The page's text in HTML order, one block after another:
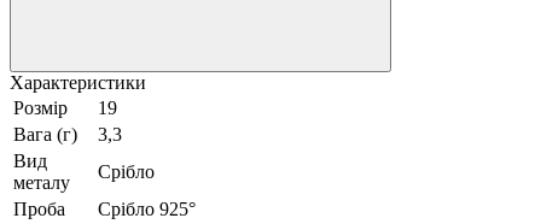
Характеристики
Розмір
19
Вага (г)
3,3
Вид
металу
Срібло
Проба
Срібло 925°